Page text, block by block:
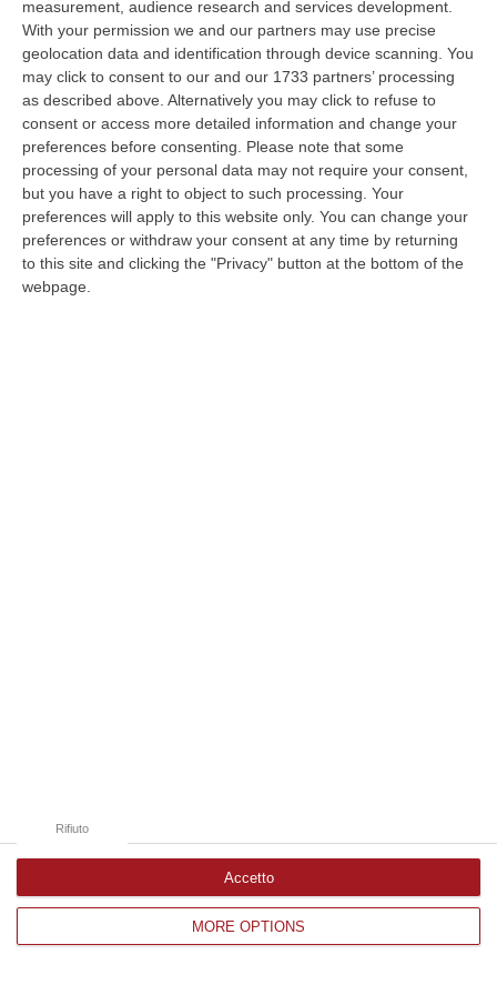
measurement, audience research and services development.
With your permission we and our partners may use precise
geolocation data and identification through device scanning. You
may click to consent to our and our 1733 partners’ processing
as described above. Alternatively you may click to refuse to
consent or access more detailed information and change your
preferences before consenting.
Please note that some
processing of your personal data may not require your consent,
but you have a right to object to such processing. Your
preferences will apply to this website only. You can change your
preferences or withdraw your consent at any time by returning
to this site and clicking the "Privacy" button at the bottom of the
webpage.
MORE OPTIONS
Rifiuto
Accetto
08 Agosto, 18:05
’Ndrangheta, Il Bigliettino Dal Carcere Per Il Controllo Dei Boschi.
«Dovevamo Rispettare Mallamace»
“CATANZARO Un piccolo foglio che arriva dal carcere e diventa, nel
racconto del collaboratore di giustizia, una sorta di lasciapassare. Rocc…
08 Agosto, 18:01
Dall’inferno Di Marcinelle Alla Sicurezza Di Oggi, Un Monito
Inascoltato Che Dura Da 70 Anni
“Il disastro di Marcinelle, avvenuto settant’anni orsono, l’8 agosto 1956,
nella miniera Bois du Cazier in Belgio, che provocò la morte di 2…
Corriere delle Calabria è una testata giornalistica di News&Com S.r.l